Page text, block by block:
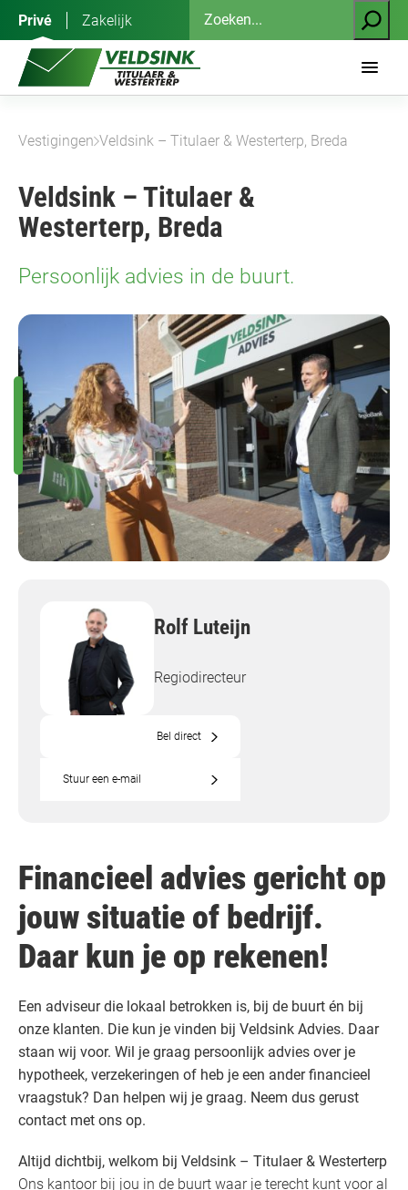
inhoud
Privé Zakelijk
Zoeken
Vestigingen Veldsink – Titulaer & Westerterp, Breda
Veldsink – Titulaer &
Westerterp, Breda
Persoonlijk advies in de buurt.
Rolf Luteijn
Regiodirecteur
Bel direct
Stuur een e-mail
Financieel advies gericht op
jouw situatie of bedrijf.
Daar kun je op rekenen!
Een adviseur die lokaal betrokken is, bij de buurt én bij
onze klanten. Die kun je vinden bij Veldsink Advies. Daar
staan wij voor. Wil je graag persoonlijk advies over je
hypotheek, verzekeringen of heb je een ander financieel
vraagstuk? Dan helpen wij je graag. Neem dus gerust
contact met ons op.
Altijd dichtbij, welkom bij Veldsink – Titulaer & Westerterp
Ons kantoor bij jou in de buurt waar je terecht kunt voor al